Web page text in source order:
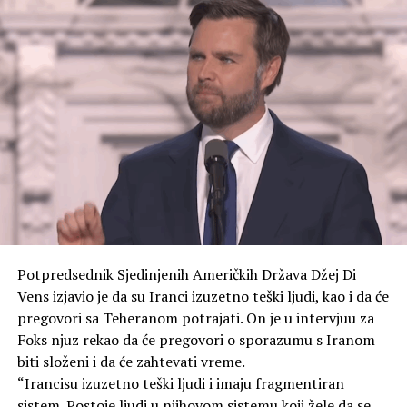
nastaviti da čini sve što je moguće da stvori svijet bez
nuklearnog oružja. – Ne smijemo prestati da se krećemo
ovim putem – naglasila je ona i pozvala na nuklearno
razoružanje. Ona je izrazila nadu da svijet nikada neće
vidjeti treći grad koji je pretrpio atomsko
bombardovanje.
Japanski zvaničnici uglavnom ne ističu u javnim
govorima da su SAD izvršile napade na gradove Hirošimu
i Nagasaki, navodi TASS.
Američke snage izvele su napade atomskim oružjem sa
To ostaju jedini slučajevi upotrebe nuklearnog oružja u
ratovanju u ljudskoj istoriji. Prema različitim
procjenama, bomba bačena na Hirošimu 6. avgusta 1945.
godine ubila je između 70.000 i 100.000 ljudi na sam dan
eksplozije.
Potpredsednik Sjedinjenih Američkih Država Džej Di
Vens izjavio je da su Iranci izuzetno teški ljudi, kao i da će
pregovori sa Teheranom potrajati. On je u intervjuu za
Foks njuz rekao da će pregovori o sporazumu s Iranom
biti složeni i da će zahtevati vreme.
“Irancisu izuzetno teški ljudi i imaju fragmentiran